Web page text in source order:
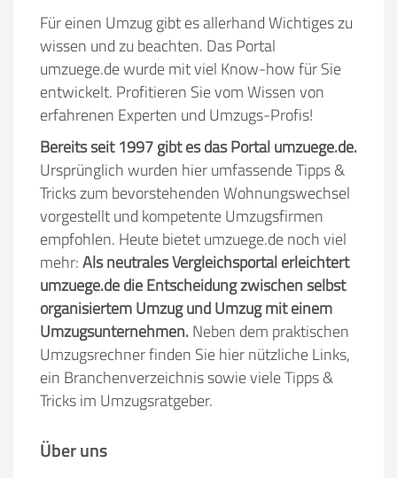
Für einen Umzug gibt es allerhand Wichtiges zu
wissen und zu beachten. Das Portal
umzuege.de wurde mit viel Know-how für Sie
entwickelt. Profitieren Sie vom Wissen von
erfahrenen Experten und Umzugs-Profis!
Bereits seit 1997 gibt es das Portal umzuege.de.
Ursprünglich wurden hier umfassende Tipps &
Tricks zum bevorstehenden Wohnungswechsel
vorgestellt und kompetente Umzugsfirmen
empfohlen. Heute bietet umzuege.de noch viel
mehr:Als neutrales Vergleichsportal erleichtert
umzuege.de die Entscheidung zwischen selbst
organisiertem Umzug und Umzug mit einem
Umzugsunternehmen.Neben dem praktischen
Umzugsrechner finden Sie hier nützliche Links,
ein Branchenverzeichnis sowie viele Tipps &
Tricks im Umzugsratgeber.
Über uns